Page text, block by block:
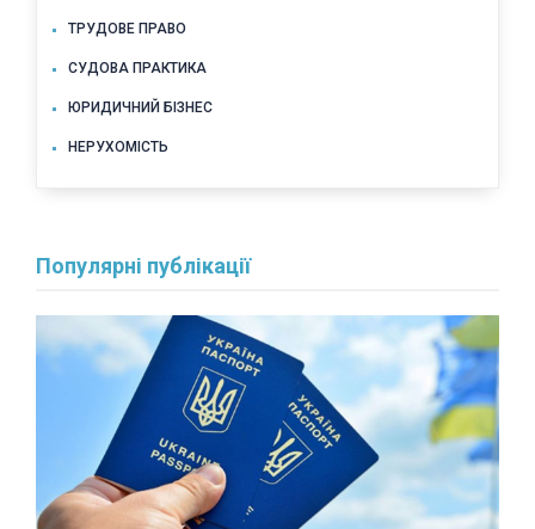
ТРУДОВЕ ПРАВО
СУДОВА ПРАКТИКА
ЮРИДИЧНИЙ БІЗНЕС
НЕРУХОМІСТЬ
Популярні публікації